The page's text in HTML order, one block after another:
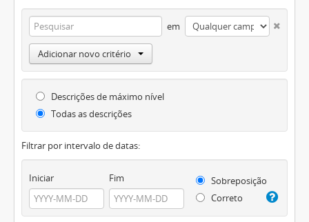
em
Adicionar novo critério
Descrições de máximo nível
Todas as descrições
Filtrar por intervalo de datas:
Iniciar Fim
Sobreposição
Correto